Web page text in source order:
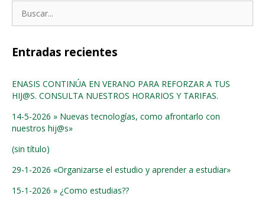
Entradas recientes
ENASIS CONTINÚA EN VERANO PARA REFORZAR A TUS
HIJ@S. CONSULTA NUESTROS HORARIOS Y TARIFAS.
14-5-2026 » Nuevas tecnologías, como afrontarlo con
nuestros hij@s»
(sin título)
29-1-2026 «Organizarse el estudio y aprender a estudiar»
15-1-2026 » ¿Como estudias??